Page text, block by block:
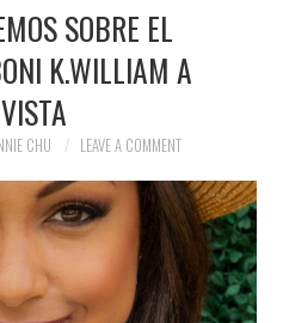
SOBRE EL
K.WILLIAM A
CHU LEAVE A COMMENT